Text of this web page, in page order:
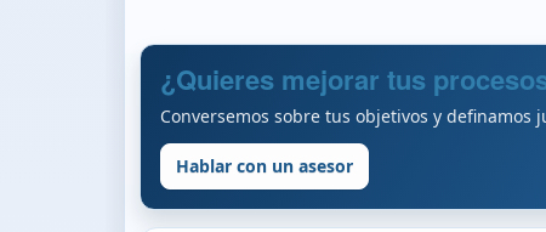
¿Quieres mejorar tus
Conversemos sobre tus objetivos y definamos
Hablar con un asesor